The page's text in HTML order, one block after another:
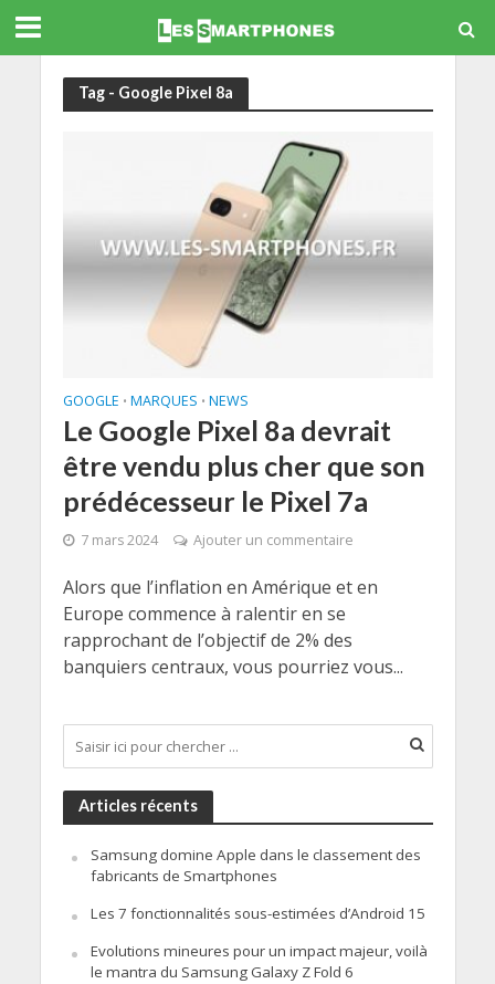
Tag - Google Pixel 8a
GOOGLE • MARQUES • NEWS
Le Google Pixel 8a devrait
être vendu plus cher que son
prédécesseur le Pixel 7a
7 mars 2024 Ajouter un commentaire
Alors que l’inflation en Amérique et en
Europe commence à ralentir en se
rapprochant de l’objectif de 2% des
banquiers centraux, vous pourriez vous...
Articles récents
Samsung domine Apple dans le classement des
fabricants de Smartphones
Les 7 fonctionnalités sous-estimées d’Android 15
Evolutions mineures pour un impact majeur, voilà
le mantra du Samsung Galaxy Z Fold 6